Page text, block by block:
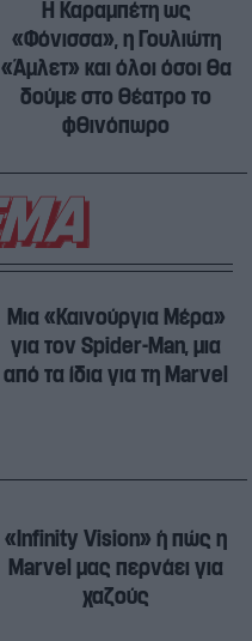
Η Καραμπέτη ως
«Φόνισσα», η Γουλιώτη
«Άμλετ» και όλοι όσοι θα
δούμε στο θέατρο το
φθινόπωρο
Μια «Καινούργια Μέρα»
για τον Spider-Man, μια
από τα ίδια για τη Marvel
«Infinity Vision» ή πώς η
Marvel μας περνάει για
χαζούς